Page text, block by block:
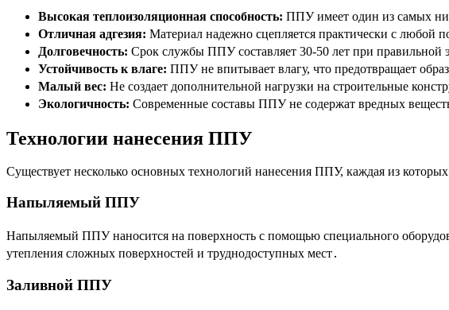
Высокая теплоизоляционная способность: ППУ имеет один из самых
Отличная адгезия: Материал надежно сцепляется практически с любой
Долговечность: Срок службы ППУ составляет 30-50 лет при правильной
Устойчивость к влаге: ППУ не впитывает влагу, что предотвращает
Малый вес: Не создает дополнительной нагрузки на строительные
Экологичность: Современные составы ППУ не содержат вредных
Технологии нанесения ППУ
Существует несколько основных технологий нанесения ППУ, каждая из
Напыляемый ППУ
Напыляемый ППУ наносится на поверхность с помощью специального
утепления сложных поверхностей и труднодоступных мест․
Заливной ППУ